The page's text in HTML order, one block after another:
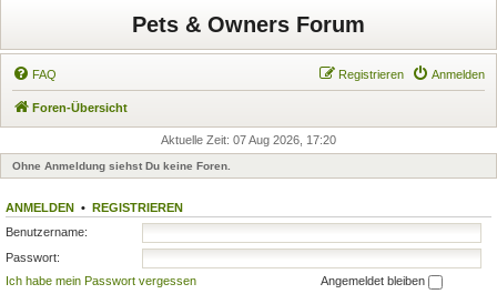
Pets & Owners Forum
FAQ Anmelden
Registrieren
Foren-Übersicht
Aktuelle Zeit: 07 Aug 2026, 17:20
Ohne Anmeldung siehst Du keine Foren.
ANMELDEN • REGISTRIEREN
Benutzername:
Passwort:
Ich habe mein Passwort vergessen
Angemeldet bleiben